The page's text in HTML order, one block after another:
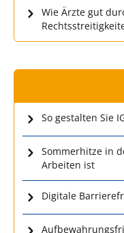
Wie Ärzte gut
So gestalten Sie
Sommerhitze in
Arbeiten ist
Digitale